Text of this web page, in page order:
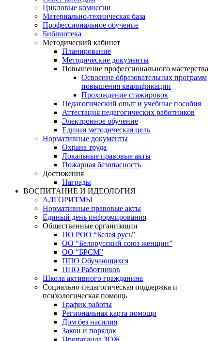
Цикловые комиссии
Материально-техническая база
Профессиональное обучение
Библиотека
Методический кабинет
Планирование
Методические документы
Повышение профессионального мастерства
Освоение образовательных программ
повышения квалификации
Прохождение стажировок
Педагогический опыт и учебные пособия
Аттестация педагогических работников
Электронное обучение
Единая методическая цель
Нормативные документы
Охрана труда
Локальные правовые акты
Пожарная безопасность
Достижения
Награды
ВОСПИТАНИЕ И ИДЕОЛОГИЯ
АЛГОРИТМЫ
Нормативные правовые акты
Единый день информирования
Общественные организации
ПО РОО “Белая русь”
ОО “Белорусский союз женщин”
ОО “БРСМ”
ППО Обучающихся
ППО Работников
Школа активного гражданина
Социально-педагогическая поддержка и
психологическая помощь
График работы
Региональная карта помощи
Дом без насилия
Закон и порядок
Пропаганда ЗОЖ